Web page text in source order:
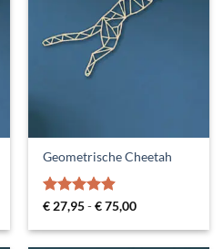
Geometrische Cheetah
Gewaardeerd
€ 27,95-€75,00Prijsklasse:
tot